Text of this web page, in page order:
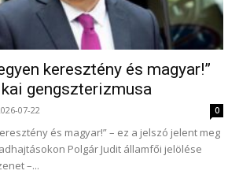
keresztény és magyar!”
gengszterizmusa
07-22 0
és magyar!” – ez a jelszó jelent meg
Polgár Judit államfői jelölése
–...